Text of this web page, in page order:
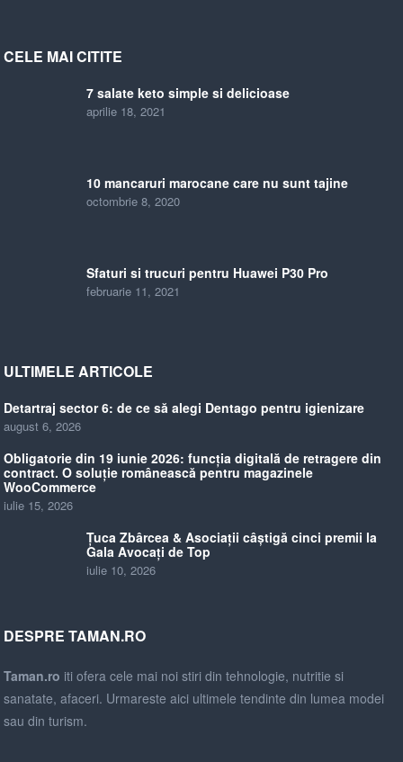
CELE MAI CITITE
7 salate keto simple si delicioase
aprilie 18, 2021
10 mancaruri marocane care nu sunt tajine
octombrie 8, 2020
Sfaturi si trucuri pentru Huawei P30 Pro
februarie 11, 2021
ULTIMELE ARTICOLE
Detartraj sector 6: de ce să alegi Dentago pentru igienizare
august 6, 2026
Obligatorie din 19 iunie 2026: funcția digitală de retragere din
contract. O soluție românească pentru magazinele
WooCommerce
iulie 15, 2026
Țuca Zbârcea & Asociații câștigă cinci premii la
Gala Avocați de Top
iulie 10, 2026
DESPRE TAMAN.RO
Taman.ro iti ofera cele mai noi stiri din tehnologie, nutritie si
sanatate, afaceri. Urmareste aici ultimele tendinte din lumea modei
sau din turism.